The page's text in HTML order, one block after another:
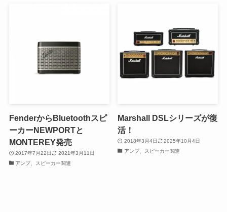
FenderからBluetoothスピ
ーカーNEWPORTと
MONTEREY発売
2017年7月22日
2021年3月11日
アンプ、スピーカー関連
Marshall DSLシリーズが復
活！
2018年3月4日
2025年10月4日
アンプ、スピーカー関連